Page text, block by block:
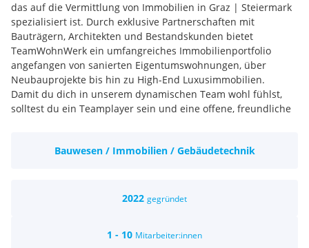
das auf die Vermittlung von Immobilien in Graz | Steiermark
spezialisiert ist. Durch exklusive Partnerschaften mit
Bauträgern, Architekten und Bestandskunden bietet
TeamWohnWerk ein umfangreiches Immobilienportfolio
angefangen von sanierten Eigentumswohnungen, über
Neubauprojekte bis hin zu High-End Luxusimmobilien.
Damit du dich in unserem dynamischen Team wohl fühlst,
solltest du ein Teamplayer sein und eine offene, freundliche
zu unterstützen. Unsere Kunden setzen es voraus, dass wir
sollte für dich auch selbstverständlich sein. TeamWohnWerk
du dich ebenfalls identifizieren können.
Bauwesen / Immobilien / Gebäudetechnik
2022 gegründet
1 - 10 Mitarbeiter:innen